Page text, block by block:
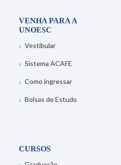
VENHA PARA A
UNOESC
Vestibular
Sistema ACAFE
Como ingressar
Bolsas de Estudo
CURSOS